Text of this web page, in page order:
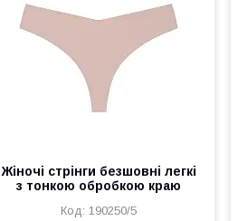
Жіночі стрінги безшовні легкі
з тонкою обробкою краю
190250/5